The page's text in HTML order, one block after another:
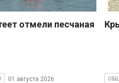
отмели песчаная
01 августа 2026